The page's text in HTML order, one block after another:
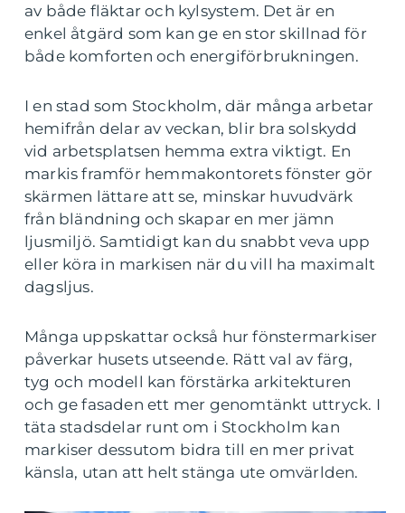
av både fläktar och kylsystem. Det är en
enkel åtgärd som kan ge en stor skillnad för
både komforten och energiförbrukningen.
I en stad som Stockholm, där många arbetar
hemifrån delar av veckan, blir bra solskydd
vid arbetsplatsen hemma extra viktigt. En
markis framför hemmakontorets fönster gör
skärmen lättare att se, minskar huvudvärk
från bländning och skapar en mer jämn
ljusmiljö. Samtidigt kan du snabbt veva upp
eller köra in markisen när du vill ha maximalt
dagsljus.
Många uppskattar också hur fönstermarkiser
påverkar husets utseende. Rätt val av färg,
tyg och modell kan förstärka arkitekturen
och ge fasaden ett mer genomtänkt uttryck. I
täta stadsdelar runt om i Stockholm kan
markiser dessutom bidra till en mer privat
känsla, utan att helt stänga ute omvärlden.